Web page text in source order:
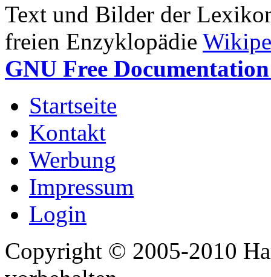
Text und Bilder der
freien Enzyklopädie
GNU Free
Startseite
Kontakt
Werbung
Impressum
Login
Copyright © 2005-2010